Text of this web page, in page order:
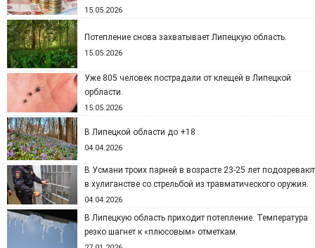
15.05.2026
Потепление снова захватывает Липецкую область.
15.05.2026
Уже 805 человек пострадали от клещей в Липецкой
орбласти.
15.05.2026
В Липецкой области до +18
04.04.2026
В Усмани троих парней в возрасте 23-25 лет подозревают
в хулиганстве со стрельбой из травматического оружия.
04.04.2026
В Липецкую область приходит потепление. Температура
резко шагнет к «плюсовым» отметкам.